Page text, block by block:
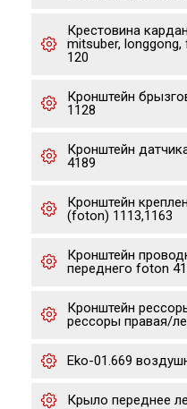
Крестовина
mitsuber,
120
Кронштейн
1128
Кронштейн
4189
Кронштейн
(foton) 1113,1163
Кронштейн
переднего foton
Кронштейн
рессоры правая/
Eko-01.669
Крыло переднее